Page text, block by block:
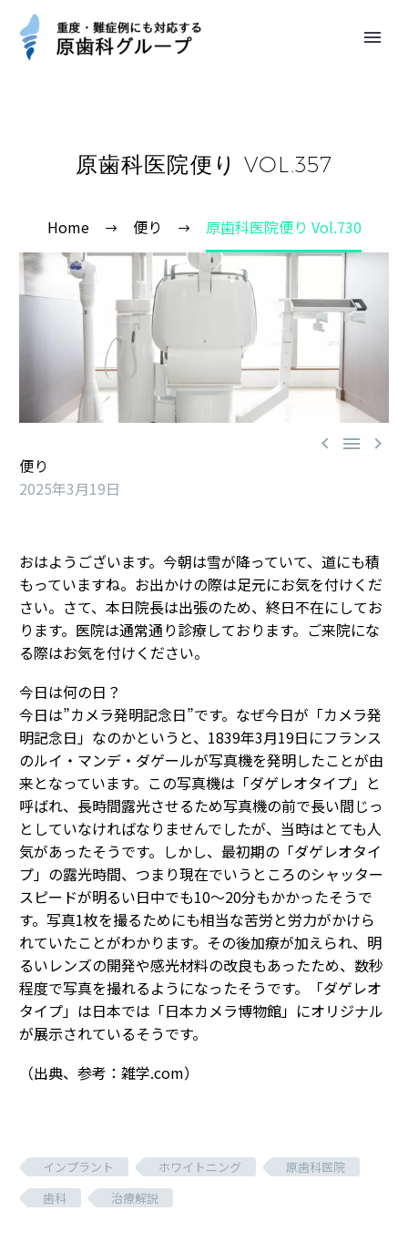
原歯科医院便り VOL.357
Home 便り 原歯科医院便り Vol.730
  
便り
2025年3月19日
おはようございます。今朝は雪が降っていて、道にも積
もっていますね。お出かけの際は足元にお気を付けくだ
さい。さて、本日院長は出張のため、終日不在にしてお
ります。医院は通常通り診療しております。ご来院にな
る際はお気を付けください。
今日は何の日？
今日は”カメラ発明記念日”です。なぜ今日が「カメラ発
明記念日」なのかというと、1839年3月19日にフランス
のルイ・マンデ・ダゲールが写真機を発明したことが由
来となっています。この写真機は「ダゲレオタイプ」と
呼ばれ、長時間露光させるため写真機の前で長い間じっ
としていなければなりませんでしたが、当時はとても人
気があったそうです。しかし、最初期の「ダゲレオタイ
プ」の露光時間、つまり現在でいうところのシャッター
スピードが明るい日中でも10～20分もかかったそうで
す。写真1枚を撮るためにも相当な苦労と労力がかけら
れていたことがわかります。その後加療が加えられ、明
るいレンズの開発や感光材料の改良もあったため、数秒
程度で写真を撮れるようになったそうです。「ダゲレオ
タイプ」は日本では「日本カメラ博物館」にオリジナル
が展示されているそうです。
（出典、参考：雑学.com）
インプラント ホワイトニング
原歯科医院
歯科
治療解説